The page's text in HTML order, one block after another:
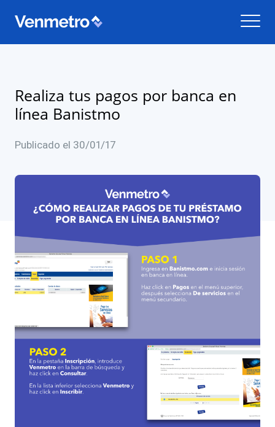
Realiza tus pagos por banca en
línea Banistmo
Publicado el 30/01/17